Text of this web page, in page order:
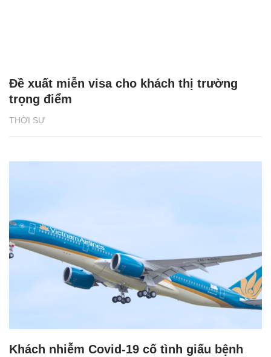
THỜI SỰ
Đề xuất miễn visa cho khách thị trường
trọng điểm
Khách nhiễm Covid-19 cố tình giấu bệnh